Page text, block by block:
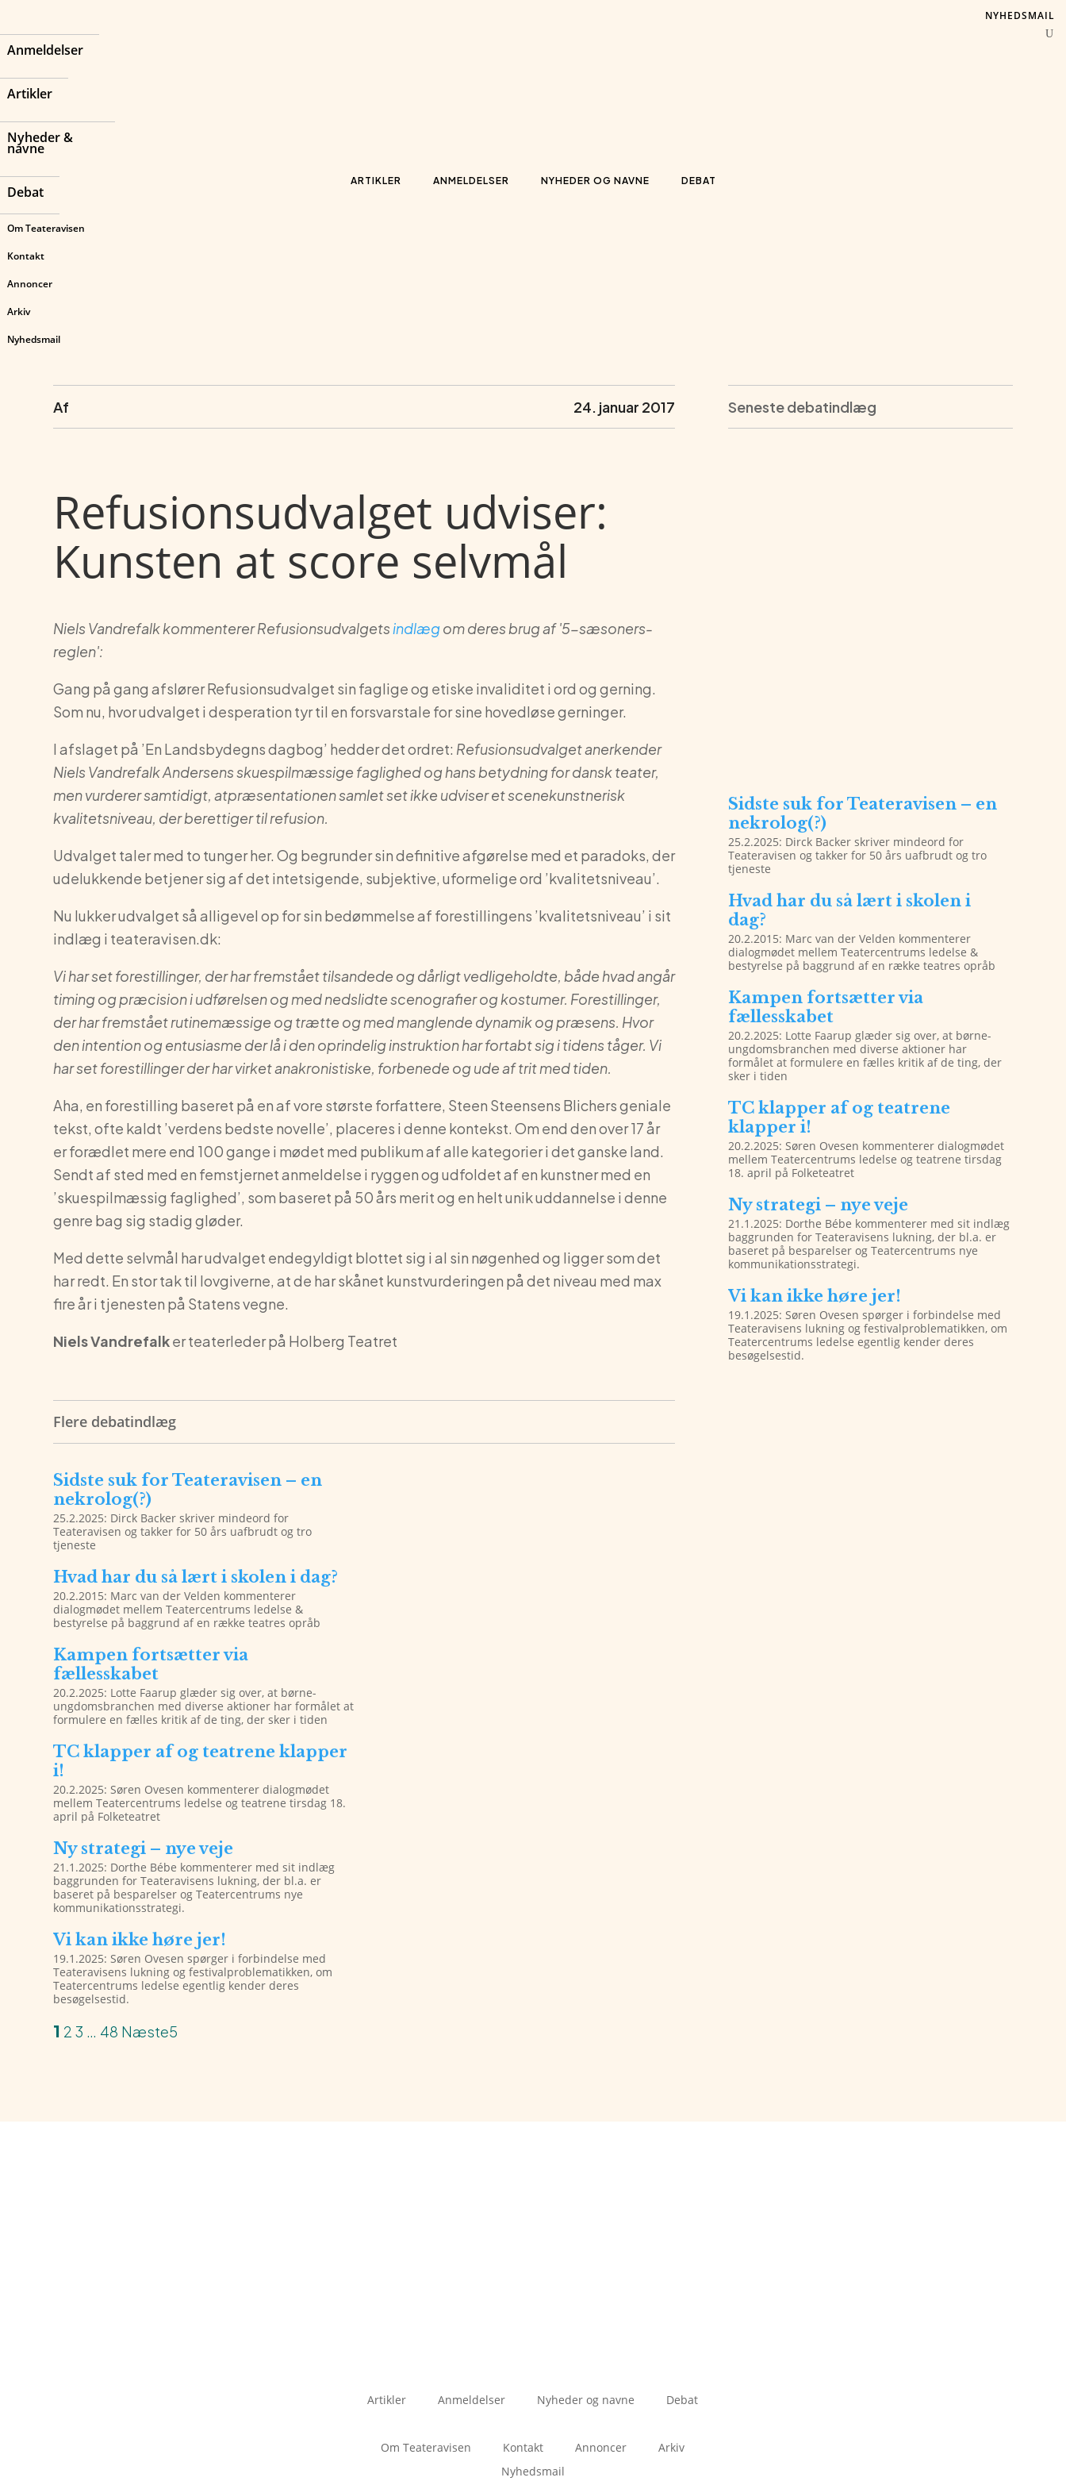
Anmeldelser
Artikler
Nyheder &
navne
Debat
Om Teateravisen
Kontakt
Annoncer
Arkiv
Nyhedsmail
ARTIKLER ANMELDELSER NYHEDER OG NAVNE DEBAT
NYHEDSMAIL
Af 24. januar 2017
Refusionsudvalget udviser:
Kunsten at score selvmål
Niels Vandrefalk kommenterer Refusionsudvalgets indlægom deres brug af '5-sæsoners-
reglen':
Gang på gang afslører Refusionsudvalget sin faglige og etiske invaliditet i ord og gerning.
Som nu, hvor udvalget i desperation tyr til en forsvarstale for sine hovedløse gerninger.
I afslaget på ’En Landsbydegns dagbog’ hedder det ordret: Refusionsudvalget anerkender
Niels Vandrefalk Andersens skuespilmæssige faglighed og hans betydning for dansk teater,
men vurderer samtidigt, atpræsentationen samlet set ikke udviseret scenekunstnerisk
kvalitetsniveau, der berettiger til refusion.
Udvalget taler med to tunger her. Og begrunder sin definitive afgørelse med et paradoks, der
udelukkende betjener sig af det intetsigende, subjektive, uformelige ord ’kvalitetsniveau’.
Nu lukker udvalget så alligevel op for sin bedømmelse af forestillingens ’kvalitetsniveau’ i sit
indlæg i teateravisen.dk:
Vi har set forestillinger, der har fremstået tilsandede og dårligt vedligeholdte, både hvad angår
timing og præcision i udførelsen og med nedslidte scenografier og kostumer. Forestillinger,
der har fremstået rutinemæssige og trætte og med manglende dynamik og præsens. Hvor
den intention og entusiasme der lå i den oprindelig instruktion har fortabt sig i tidens tåger. Vi
har set forestillinger der har virket anakronistiske, forbenede og ude af trit med tiden.
Aha, en forestilling baseret på en af vore største forfattere, Steen Steensens Blichers geniale
tekst, ofte kaldt ’verdens bedste novelle’, placeres i denne kontekst. Om end den over 17 år
er forædlet mere end 100 gange i mødet med publikum af alle kategorier i det ganske land.
Sendt af sted med en femstjernet anmeldelse i ryggen og udfoldet af en kunstner med en
’skuespilmæssig faglighed’, som baseret på 50 års merit og en helt unik uddannelse i denne
genre bag sig stadig gløder.
Med dette selvmål har udvalget endegyldigt blottet sig i al sin nøgenhed og ligger som det
har redt. En stor tak til lovgiverne, at de har skånet kunstvurderingen på det niveau med max
fire år i tjenesten på Statens vegne.
Niels Vandrefalker teaterleder på Holberg Teatret
Flere debatindlæg
Sidste suk for Teateravisen – en
nekrolog(?)
25.2.2025: Dirck Backer skriver mindeord for
Teateravisen og takker for 50 års uafbrudt og tro
tjeneste
Hvad har du så lært i skolen i dag?
20.2.2015: Marc van der Velden kommenterer
dialogmødet mellem Teatercentrums ledelse &
bestyrelse på baggrund af en række teatres opråb
Kampen fortsætter via
fællesskabet
20.2.2025: Lotte Faarup glæder sig over, at børne-
ungdomsbranchen med diverse aktioner har formålet at
formulere en fælles kritik af de ting, der sker i tiden
TC klapper af og teatrene klapper
i!
20.2.2025: Søren Ovesen kommenterer dialogmødet
mellem Teatercentrums ledelse og teatrene tirsdag 18.
april på Folketeatret
Ny strategi – nye veje
21.1.2025: Dorthe Bébe kommenterer med sit indlæg
baggrunden for Teateravisens lukning, der bl.a. er
baseret på besparelser og Teatercentrums nye
kommunikationsstrategi.
Vi kan ikke høre jer!
19.1.2025: Søren Ovesen spørger i forbindelse med
Teateravisens lukning og festivalproblematikken, om
Teatercentrums ledelse egentlig kender deres
besøgelsestid.
1 2 3 48 Næste
Seneste debatindlæg
Sidste suk for Teateravisen – en
nekrolog(?)
25.2.2025: Dirck Backer skriver mindeord for
Teateravisen og takker for 50 års uafbrudt og tro
tjeneste
Hvad har du så lært i skolen i
dag?
20.2.2015: Marc van der Velden kommenterer
dialogmødet mellem Teatercentrums ledelse &
bestyrelse på baggrund af en række teatres opråb
Kampen fortsætter via
fællesskabet
20.2.2025: Lotte Faarup glæder sig over, at børne-
ungdomsbranchen med diverse aktioner har
formålet at formulere en fælles kritik af de ting, der
sker i tiden
TC klapper af og teatrene
klapper i!
20.2.2025: Søren Ovesen kommenterer dialogmødet
mellem Teatercentrums ledelse og teatrene tirsdag
18. april på Folketeatret
Ny strategi – nye veje
21.1.2025: Dorthe Bébe kommenterer med sit indlæg
baggrunden for Teateravisens lukning, der bl.a. er
baseret på besparelser og Teatercentrums nye
kommunikationsstrategi.
Vi kan ikke høre jer!
19.1.2025: Søren Ovesen spørger i forbindelse med
Teateravisens lukning og festivalproblematikken, om
Teatercentrums ledelse egentlig kender deres
besøgelsestid.
Artikler Anmeldelser Nyheder og navne Debat
Om Teateravisen Kontakt Annoncer
Arkiv
Nyhedsmail